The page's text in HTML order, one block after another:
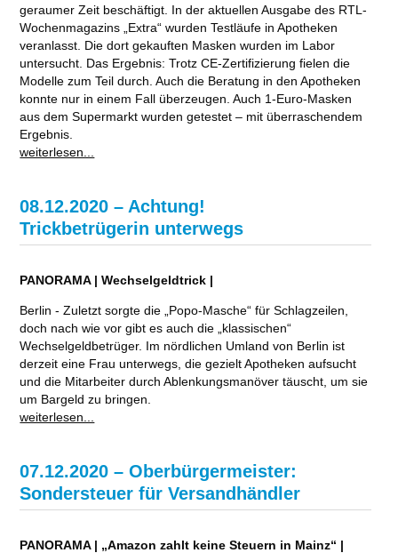
geraumer Zeit beschäftigt. In der aktuellen Ausgabe des RTL-
Wochenmagazins „Extra“ wurden Testläufe in Apotheken
veranlasst. Die dort gekauften Masken wurden im Labor
untersucht. Das Ergebnis: Trotz CE-Zertifizierung fielen die
Modelle zum Teil durch. Auch die Beratung in den Apotheken
konnte nur in einem Fall überzeugen. Auch 1-Euro-Masken
aus dem Supermarkt wurden getestet – mit überraschendem
Ergebnis.
weiterlesen...
08.12.2020 – Achtung!
Trickbetrügerin unterwegs
PANORAMA | Wechselgeldtrick |
Berlin - Zuletzt sorgte die „Popo-Masche“ für Schlagzeilen,
doch nach wie vor gibt es auch die „klassischen“
Wechselgeldbetrüger. Im nördlichen Umland von Berlin ist
derzeit eine Frau unterwegs, die gezielt Apotheken aufsucht
und die Mitarbeiter durch Ablenkungsmanöver täuscht, um sie
um Bargeld zu bringen.
weiterlesen...
07.12.2020 – Oberbürgermeister:
Sondersteuer für Versandhändler
PANORAMA | „Amazon zahlt keine Steuern in Mainz“ |